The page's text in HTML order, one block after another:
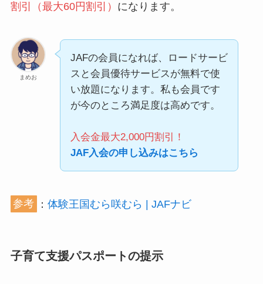
割引（最大60円割引） になります。
まめお
JAFの会員になれば、ロードサービ
スと会員優待サービスが無料で使
い放題になります。私も会員です
が今のところ満足度は高めです。
入会金最大2,000円割引！
JAF入会の申し込みはこちら
参考 ： 体験王国むら咲むら | JAFナビ
子育て支援パスポートの提示